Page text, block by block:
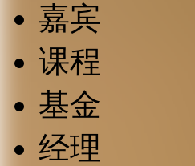
嘉宾
课程
基金
经理